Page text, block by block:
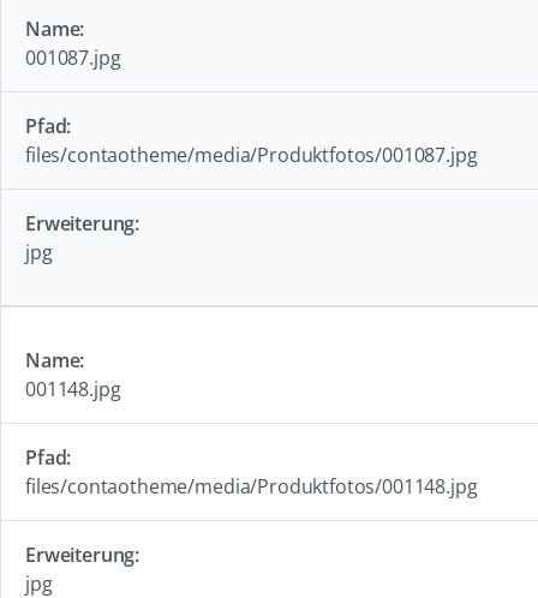
001087.jpg
files/contaotheme/media/Produktfotos/001087.jpg
jpg
001148.jpg
files/contaotheme/media/Produktfotos/001148.jpg
jpg